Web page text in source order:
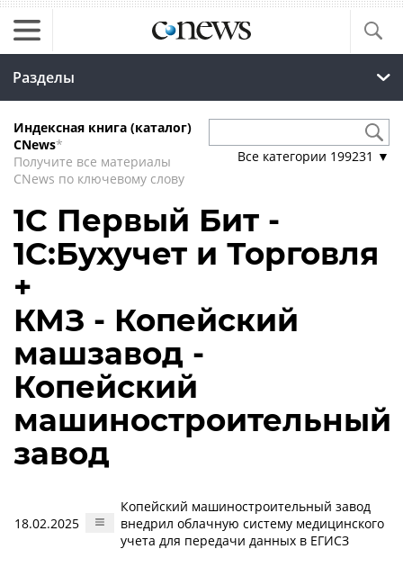
Разделы
Индексная книга (каталог)
CNews*
Получите все материалы
CNews по ключевому слову
Все категории 199231 ▼
1С Первый Бит -
1С:Бухучет и Торговля
+
КМЗ - Копейский
машзавод -
Копейский
машиностроительный
завод
18.02.2025
Копейский машиностроительный завод
внедрил облачную систему медицинского
учета для передачи данных в ЕГИСЗ